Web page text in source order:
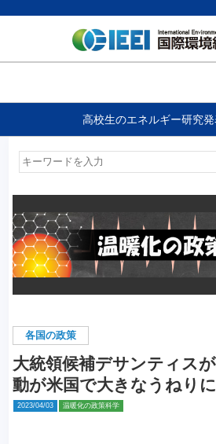
高校生のエネルギー研究
各国の政策
大統領候補デサンティス
動が米国で大きなうねり
2023/04/03 温暖化の政策科学